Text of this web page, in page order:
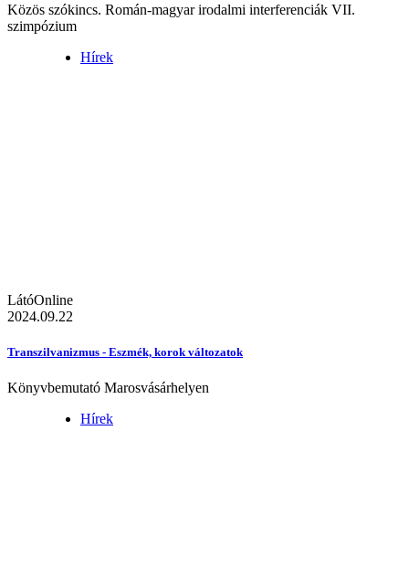
Közös szókincs. Román-magyar irodalmi interferenciák VII.
szimpózium
Hírek
LátóOnline
2024.09.22
Transzilvanizmus - Eszmék, korok változatok
Könyvbemutató Marosvásárhelyen
Hírek